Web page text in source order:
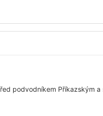
podvodníkem Příkazským